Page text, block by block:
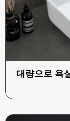
대량으로 욕